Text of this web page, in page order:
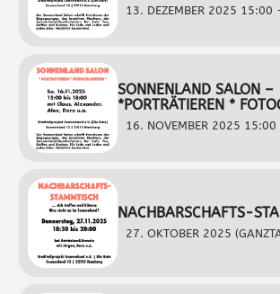
13. DEZEMBER 2025
SONNENLAND SALON –
*PORTRÄTIEREN *
16. NOVEMBER 2025
NACHBARSCHAFTS-
27. OKTOBER 2025